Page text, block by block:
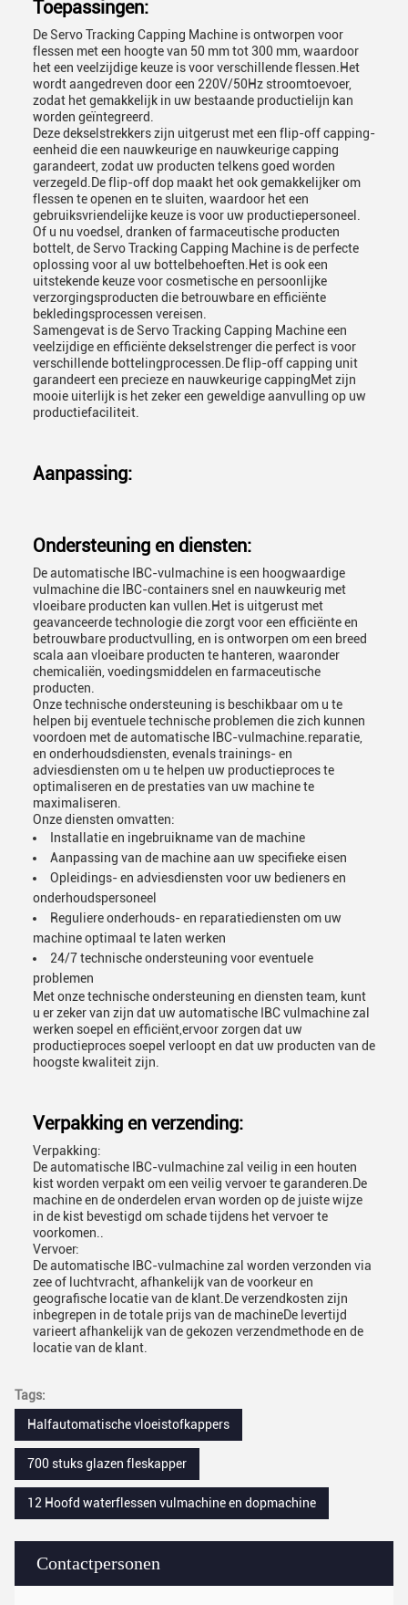
Contactpersonen
Toepassingen:
De Servo Tracking Capping Machine is ontworpen voor
flessen met een hoogte van 50 mm tot 300 mm, waardoor
het een veelzijdige keuze is voor verschillende flessen.Het
wordt aangedreven door een 220V/50Hz stroomtoevoer,
zodat het gemakkelijk in uw bestaande productielijn kan
worden geïntegreerd.
Deze dekselstrekkers zijn uitgerust met een flip-off capping-
eenheid die een nauwkeurige en nauwkeurige capping
garandeert, zodat uw producten telkens goed worden
verzegeld.De flip-off dop maakt het ook gemakkelijker om
flessen te openen en te sluiten, waardoor het een
gebruiksvriendelijke keuze is voor uw productiepersoneel.
Of u nu voedsel, dranken of farmaceutische producten
bottelt, de Servo Tracking Capping Machine is de perfecte
oplossing voor al uw bottelbehoeften.Het is ook een
uitstekende keuze voor cosmetische en persoonlijke
verzorgingsproducten die betrouwbare en efficiënte
bekledingsprocessen vereisen.
Samengevat is de Servo Tracking Capping Machine een
veelzijdige en efficiënte dekselstrenger die perfect is voor
verschillende bottelingprocessen.De flip-off capping unit
garandeert een precieze en nauwkeurige cappingMet zijn
mooie uiterlijk is het zeker een geweldige aanvulling op uw
productiefaciliteit.
Aanpassing:
Ondersteuning en diensten:
De automatische IBC-vulmachine is een hoogwaardige
vulmachine die IBC-containers snel en nauwkeurig met
vloeibare producten kan vullen.Het is uitgerust met
geavanceerde technologie die zorgt voor een efficiënte en
betrouwbare productvulling, en is ontworpen om een breed
scala aan vloeibare producten te hanteren, waaronder
chemicaliën, voedingsmiddelen en farmaceutische
producten.
Onze technische ondersteuning is beschikbaar om u te
helpen bij eventuele technische problemen die zich kunnen
voordoen met de automatische IBC-vulmachine.reparatie,
en onderhoudsdiensten, evenals trainings- en
adviesdiensten om u te helpen uw productieproces te
optimaliseren en de prestaties van uw machine te
maximaliseren.
Onze diensten omvatten:
Installatie en ingebruikname van de machine
Aanpassing van de machine aan uw specifieke eisen
Opleidings- en adviesdiensten voor uw bedieners en
onderhoudspersoneel
Reguliere onderhouds- en reparatiediensten om uw
machine optimaal te laten werken
24/7 technische ondersteuning voor eventuele
problemen
Met onze technische ondersteuning en diensten team, kunt
u er zeker van zijn dat uw automatische IBC vulmachine zal
werken soepel en efficiënt,ervoor zorgen dat uw
productieproces soepel verloopt en dat uw producten van de
hoogste kwaliteit zijn.
Verpakking en verzending:
Verpakking:
De automatische IBC-vulmachine zal veilig in een houten
kist worden verpakt om een veilig vervoer te garanderen.De
machine en de onderdelen ervan worden op de juiste wijze
in de kist bevestigd om schade tijdens het vervoer te
voorkomen..
Vervoer:
De automatische IBC-vulmachine zal worden verzonden via
zee of luchtvracht, afhankelijk van de voorkeur en
geografische locatie van de klant.De verzendkosten zijn
inbegrepen in de totale prijs van de machineDe levertijd
varieert afhankelijk van de gekozen verzendmethode en de
locatie van de klant.
Tags:
Halfautomatische vloeistofkappers
700 stuks glazen fleskapper
12 Hoofd waterflessen vulmachine en dopmachine